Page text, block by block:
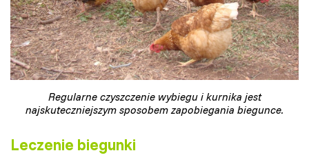
Regularne czyszczenie wybiegu i kurnika jest
najskuteczniejszym sposobem zapobiegania biegunce.
Leczenie biegunki